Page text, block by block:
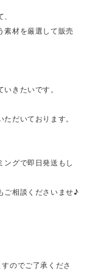
素材を厳選して販売
きたいです。
だいております。
ングで即日発送もし
ご相談くださいませ♪
のでご了承くださ